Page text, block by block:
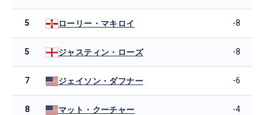
5 ローリー・マキロイ -8
5 ジャスティン・ローズ -8
7 ジェイソン・ダフナー -6
8 マット・クーチャー -4